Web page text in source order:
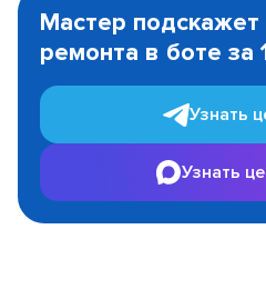
Мастер подскажет
ремонта в боте за
Узнать
Узнать